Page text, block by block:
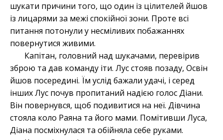
шукати причини того, що один із цілителей йшов
із лицарями за межі спокійної зони. Проте всі
питання потонули у несміливих побажаннях
повернутися живими.
Капітан, головний над шукачами, перевірив
зброю та дав команду іти. Лус стояв позаду, Освін
йшов посередині. Їм услід бажали удачі, і серед
інших Лус почув пропитаний надією голос Діани.
Він повернувся, щоб подивитися на неї. Дівчина
стояла коло Раяна та його мами. Помітивши Луса,
Діана посміхнулася та обійняла себе руками.